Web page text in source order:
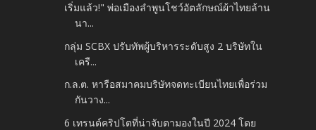
เริ่มแล้ว!" พ่อเมืองลำพูนโชว์อัตลักษณ์ผ้าไทยล้าน
นา...
กลุ่ม SCBX ปรับทัพผู้บริหารระดับสูง 2 บริษัทใน
เครื...
ก.ล.ต. หารือสมาคมบริษัทจดทะเบียนไทยเพื่อร่วม
กันวาง...
6 เทรนด์คริปโตที่น่าจับตามองในปี 2024 โดย